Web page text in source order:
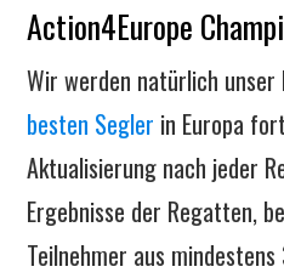
Action4Europe
Wir werden natürlich unser
besten Segler in Europa
Aktualisierung nach jeder
Ergebnisse der Regatten,
Teilnehmer aus